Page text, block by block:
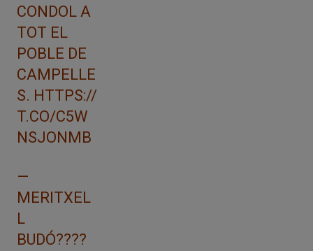
CONDOL A
TOT EL
POBLE DE
CAMPELLE
S. HTTPS://
T.CO/C5W
NSJONMB
—
MERITXEL
L
BUDÓ????